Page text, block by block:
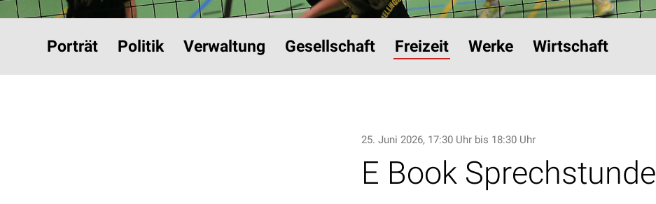
Porträt
Politik Verwaltung Gesellschaft Freizeit Werke Wirtschaft
E Book Sprechstunde
25. Juni 2026, 17:30 Uhr bis 18:30 Uhr